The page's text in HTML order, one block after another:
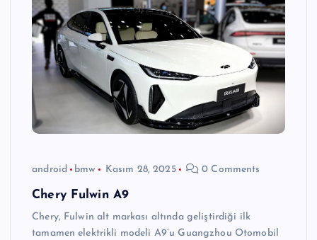
android bmw Kasım 28, 2025 0 Comments
Chery Fulwin A9
Chery, Fulwin alt markası altında geliştirdiği ilk
tamamen elektrikli modeli A9’u Guangzhou Otomobil